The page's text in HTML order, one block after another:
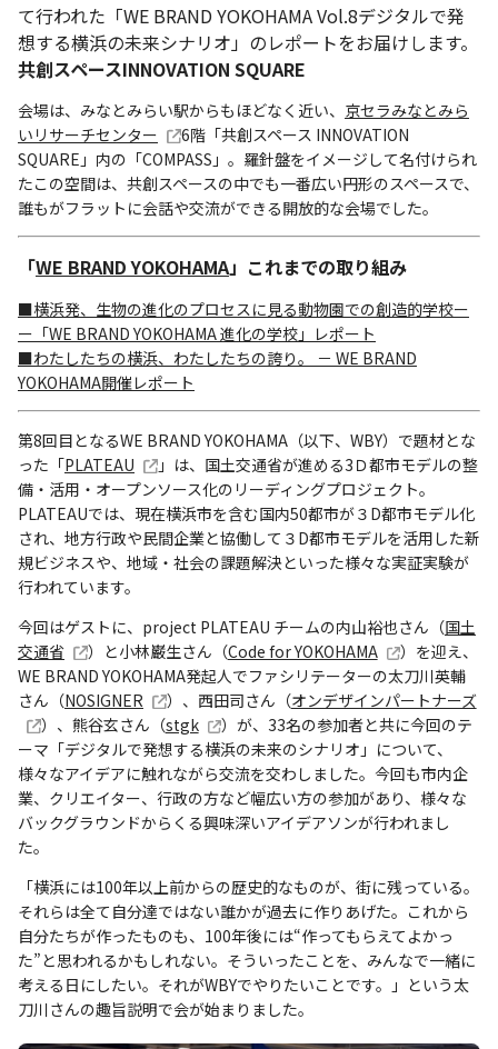
て行われた「WE BRAND YOKOHAMA Vol.8デジタルで発
想する横浜の未来シナリオ」のレポートをお届けします。
共創スペースINNOVATION SQUARE
会場は、みなとみらい駅からもほどなく近い、 京セラみなとみら
いリサーチセンター
6階「共創スペース INNOVATION
SQUARE」内の「COMPASS」。羅針盤をイメージして名付けられ
たこの空間は、共創スペースの中でも一番広い円形のスペースで、
誰もがフラットに会話や交流ができる開放的な会場でした。
「WE BRAND YOKOHAMA」これまでの取り組み
■横浜発、生物の進化のプロセスに見る動物園での創造的学校ー
ー「WE BRAND YOKOHAMA 進化の学校」レポート
■わたしたちの横浜、わたしたちの誇り。 － WE BRAND
YOKOHAMA開催レポート
第8回目となるWE BRAND YOKOHAMA（以下、WBY）で題材とな
った「PLATEAU
」は、国土交通省が進める3Ｄ都市モデルの整
備・活用・オープンソース化のリーディングプロジェクト。
PLATEAUでは、現在横浜市を含む国内50都市が３D都市モデル化
され、地方行政や民間企業と協働して３D都市モデルを活用した新
規ビジネスや、地域・社会の課題解決といった様々な実証実験が
行われています。
今回はゲストに、project PLATEAU チームの内山裕也さん（国土
交通省
）と小林巌生さん（Code for YOKOHAMA
）を迎え、
WE BRAND YOKOHAMA発起人でファシリテーターの太刀川英輔
さん（NOSIGNER ）、西田司さん（オンデザインパートナーズ
）、熊谷玄さん（stgk
）が、33名の参加者と共に今回のテ
ーマ「デジタルで発想する横浜の未来のシナリオ」について、
様々なアイデアに触れながら交流を交わしました。今回も市内企
業、クリエイター、行政の方など幅広い方の参加があり、様々な
バックグラウンドからくる興味深いアイデアソンが行われまし
た。
「横浜には100年以上前からの歴史的なものが、街に残っている。
それらは全て自分達ではない誰かが過去に作りあげた。これから
自分たちが作ったものも、100年後には“作ってもらえてよかっ
た”と思われるかもしれない。そういったことを、みんなで一緒に
考える日にしたい。それがWBYでやりたいことです。」という太
刀川さんの趣旨説明で会が始まりました。